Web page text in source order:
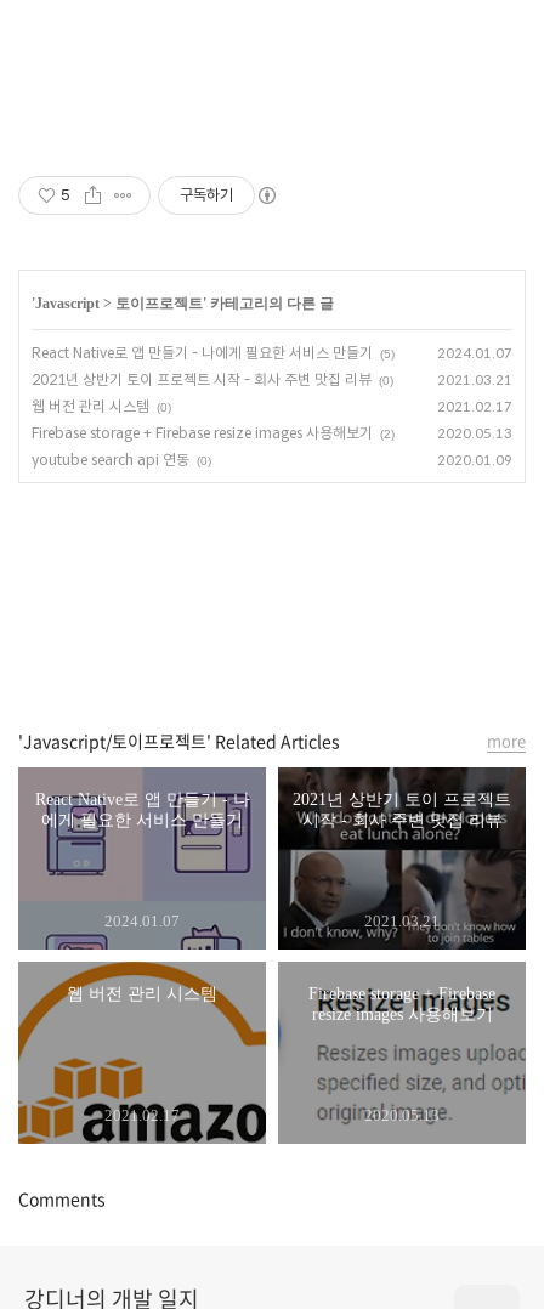
5 구독하기
'Javascript > 토이프로젝트' 카테고리의 다른 글
React Native로 앱 만들기 - 나에게 필요한 서비스 만들기 (5) 2024.01.07
2021년 상반기 토이 프로젝트 시작 - 회사 주변 맛집 리뷰 (0) 2021.03.21
웹 버전 관리 시스템 (0) 2021.02.17
Firebase storage + Firebase resize images 사용해보기 (2) 2020.05.13
youtube search api 연동 (0) 2020.01.09
'Javascript/토이프로젝트' Related Articles
React Native로 앱 만들기 - 나
에게 필요한 서비스 만들기
2024.01.07
2021년 상반기 토이 프로젝트
시작 - 회사 주변 맛집 리뷰
2021.03.21
웹 버전 관리 시스템
2021.02.17
Firebase storage + Firebase
resize images 사용해보기
2020.05.13
more
Comments
강디너의 개발 일지